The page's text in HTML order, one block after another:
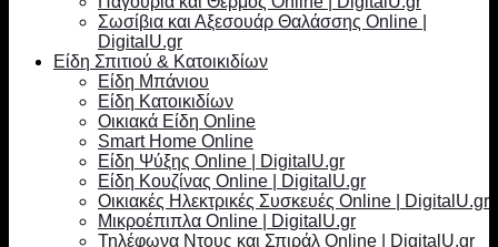
Σωσίβια και Αξεσουάρ Θαλάσσης Online |
DigitalU.gr
Είδη Σπιτιού & Κατοικιδίων
Είδη Μπάνιου
Είδη Κατοικιδίων
Οικιακά Είδη Online
Smart Home Online
Είδη Ψύξης Online | DigitalU.gr
Είδη Κουζίνας Online | DigitalU.gr
Οικιακές Ηλεκτρικές Συσκευές Online | DigitalU.gr
Μικροέπιπλα Online | DigitalU.gr
Τηλέφωνα Ντους και Σπιράλ Online | DigitalU.gr